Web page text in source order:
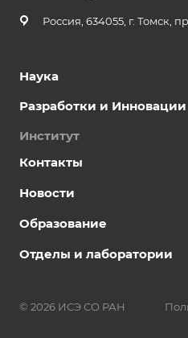
Россия, 634055, г. Томск,
Наука
Разработки и Инновации
Институт
Контакты
Новости
Образование
Отделы и лаборатории
© 2026 ИСЭ СО РАН